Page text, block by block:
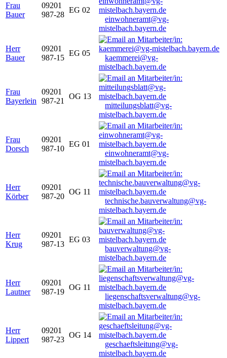
Frau
Bauer
09201
987-28
EG 02
einwohneramt@vg-
mistelbach.bayern.de
Herr
Bauer
09201
987-15
EG 05
kaemmerei@vg-
mistelbach.bayern.de
Frau
Bayerlein
09201
987-21
OG 13
mitteilungsblatt@vg-
mistelbach.bayern.de
Frau
Dorsch
09201
987-10
EG 01
einwohneramt@vg-
mistelbach.bayern.de
Herr
Körber
09201
987-20
OG 11
technische.bauverwaltung@vg-
mistelbach.bayern.de
Herr
Krug
09201
987-13
EG 03
bauverwaltung@vg-
mistelbach.bayern.de
Herr
Lautner
09201
987-19
OG 11
liegenschaftsverwaltung@vg-
mistelbach.bayern.de
Herr
Lippert
09201
987-23
OG 14
geschaeftsleitung@vg-
mistelbach.bayern.de